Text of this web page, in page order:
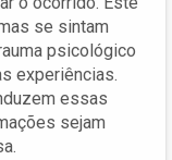
se sintam
psicológico
experiências.
essas
sejam